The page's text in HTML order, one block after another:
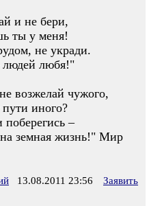
и не бери,
ты у меня!
не укради.
любя!"
возжелай чужого,
иного?
–
земная жизнь!" Мир
13.08.2011 23:56
Заявить